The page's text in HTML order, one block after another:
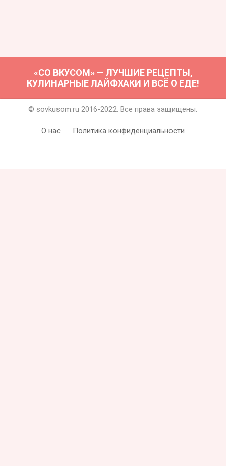
«СО ВКУСОМ» — ЛУЧШИЕ РЕЦЕПТЫ,
КУЛИНАРНЫЕ ЛАЙФХАКИ И ВСЁ О ЕДЕ!
© sovkusom.ru 2016-2022. Все права защищены.
О нас Политика конфиденциальности